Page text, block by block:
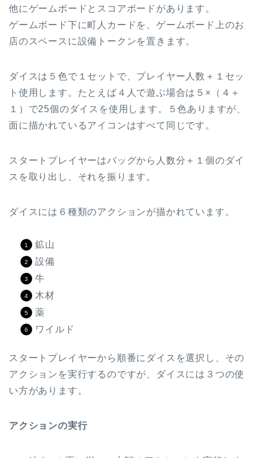
他にゲームボードとスコアボードがあります。
ゲームボード下に町人カードを、ゲームボード上のお
店のスペースに設備トークンを置きます。
ダイスは５色で１セットで、プレイヤー人数＋１セッ
ト使用します。たとえば４人で遊ぶ場合は５×（４＋
１）で25個のダイスを使用します。５色ありますが、
面に描かれているアイコンはすべて同じです。
スタートプレイヤーはバッグから人数分＋１個のダイ
スを取り出し、それを振ります。
ダイスには６種類のアクションが描かれています。
鉱山
設備
牛
木材
薬
ワイルド
スタートプレイヤーから順番にダイスを選択し、その
アクションを実行するのですが、ダイスには３つの使
い方があります。
アクションの実行